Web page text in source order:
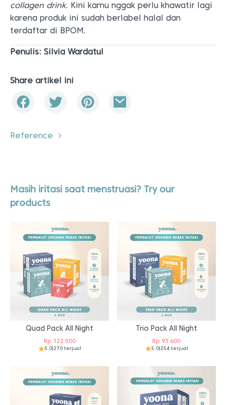
collagen drink. Kini kamu nggak perlu khawatir lagi
karena produk ini sudah berlabel halal dan
terdaftar di BPOM.
Penulis: Silvia Wardatul
Share artikel ini
Reference
Masih iritasi saat menstruasi? Try our
products
Quad Pack All Night
Rp122.500
5.0|270 terjual
Trio Pack All Night
Rp 93.600
5.0|254 terjual